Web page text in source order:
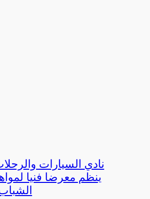
نادي السيارات
ينظم معرضا فنيا